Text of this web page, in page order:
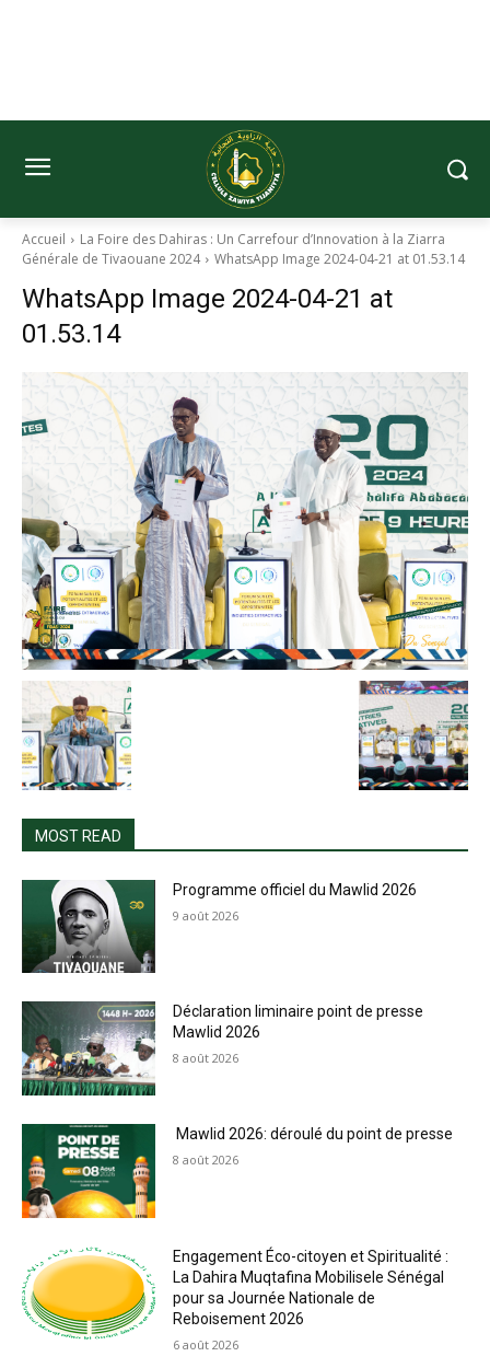
Accueil
La Foire des Dahiras : Un Carrefour d’Innovation à la Ziarra
Générale de Tivaouane 2024
WhatsApp Image 2024-04-21 at 01.53.14
WhatsApp Image 2024-04-21 at
01.53.14
MOST READ
Programme officiel du Mawlid 2026
9 août 2026
Déclaration liminaire point de presse
Mawlid 2026
8 août 2026
Mawlid 2026: déroulé du point de presse
8 août 2026
Engagement Éco-citoyen et Spiritualité :
La Dahira Muqtafina Mobilisele Sénégal
pour sa Journée Nationale de
Reboisement 2026
6 août 2026